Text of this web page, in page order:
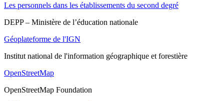
Les personnels dans les établissements du second degré
DEPP – Ministère de l’éducation nationale
Géoplateforme de l'IGN
Institut national de l'information géographique et forestière
OpenStreetMap
OpenStreetMap Foundation